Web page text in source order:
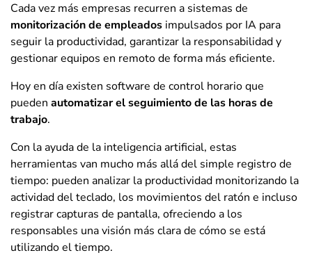
Cada vez más empresas recurren a sistemas de
monitorización de empleados impulsados por IA para
seguir la productividad, garantizar la responsabilidad y
gestionar equipos en remoto de forma más eficiente.
Hoy en día existen software de control horario que
pueden automatizar el seguimiento de las horas de
trabajo.
Con la ayuda de la inteligencia artificial, estas
herramientas van mucho más allá del simple registro de
tiempo: pueden analizar la productividad monitorizando la
actividad del teclado, los movimientos del ratón e incluso
registrar capturas de pantalla, ofreciendo a los
responsables una visión más clara de cómo se está
utilizando el tiempo.